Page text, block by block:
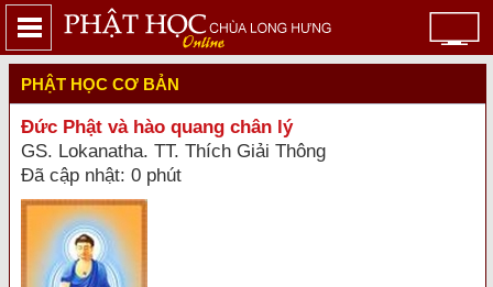
PHẬT HỌC CƠ BẢN
Đức Phật và hào quang chân lý
GS. Lokanatha. TT. Thích Giải Thông
Đã cập nhật: 0 phút